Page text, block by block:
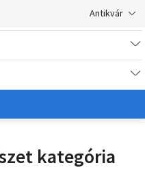
Antikvár
kategória